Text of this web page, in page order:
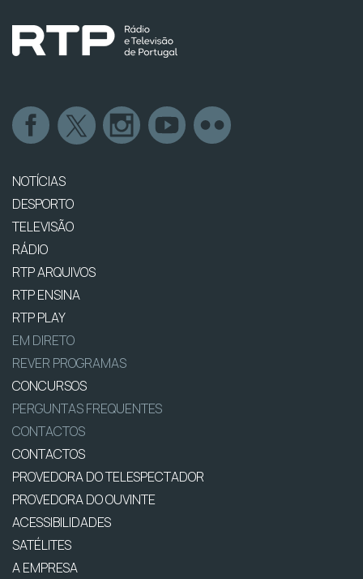
NOTÍCIAS
DESPORTO
TELEVISÃO
RÁDIO
RTP ARQUIVOS
RTP ENSINA
RTP PLAY
EM DIRETO
REVER PROGRAMAS
CONCURSOS
PERGUNTAS FREQUENTES
CONTACTOS
CONTACTOS
PROVEDORA DO TELESPECTADOR
PROVEDORA DO OUVINTE
ACESSIBILIDADES
SATÉLITES
A EMPRESA